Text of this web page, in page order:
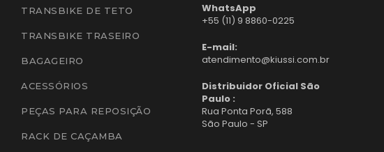
TRANSBIKE DE TETO
TRANSBIKE TRASEIRO
BAGAGEIRO
ACESSÓRIOS
PEÇAS PARA REPOSIÇÃO
RACK DE CAÇAMBA
WhatsApp
+55 (11) 9 8860-0225
E-mail:
atendimento@kiussi.com.br
Distribuidor Oficial São
Paulo :
Rua Ponta Porã, 588
São Paulo - SP